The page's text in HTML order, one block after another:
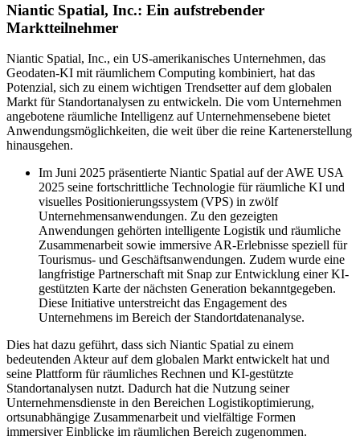
Niantic Spatial, Inc.: Ein aufstrebender
Marktteilnehmer
Niantic Spatial, Inc., ein US-amerikanisches Unternehmen, das
Geodaten-KI mit räumlichem Computing kombiniert, hat das
Potenzial, sich zu einem wichtigen Trendsetter auf dem globalen
Markt für Standortanalysen zu entwickeln. Die vom Unternehmen
angebotene räumliche Intelligenz auf Unternehmensebene bietet
Anwendungsmöglichkeiten, die weit über die reine Kartenerstellung
hinausgehen.
Im Juni 2025 präsentierte Niantic Spatial auf der AWE USA
2025 seine fortschrittliche Technologie für räumliche KI und
visuelles Positionierungssystem (VPS) in zwölf
Unternehmensanwendungen. Zu den gezeigten
Anwendungen gehörten intelligente Logistik und räumliche
Zusammenarbeit sowie immersive AR-Erlebnisse speziell für
Tourismus- und Geschäftsanwendungen. Zudem wurde eine
langfristige Partnerschaft mit Snap zur Entwicklung einer KI-
gestützten Karte der nächsten Generation bekanntgegeben.
Diese Initiative unterstreicht das Engagement des
Unternehmens im Bereich der Standortdatenanalyse.
Dies hat dazu geführt, dass sich Niantic Spatial zu einem
bedeutenden Akteur auf dem globalen Markt entwickelt hat und
seine Plattform für räumliches Rechnen und KI-gestützte
Standortanalysen nutzt. Dadurch hat die Nutzung seiner
Unternehmensdienste in den Bereichen Logistikoptimierung,
ortsunabhängige Zusammenarbeit und vielfältige Formen
immersiver Einblicke im räumlichen Bereich zugenommen.